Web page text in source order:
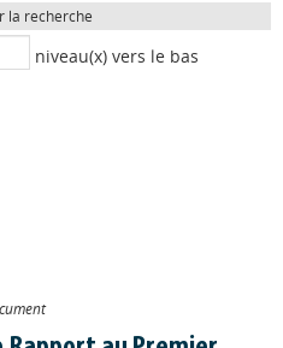
la recherche
niveau(x) vers le bas